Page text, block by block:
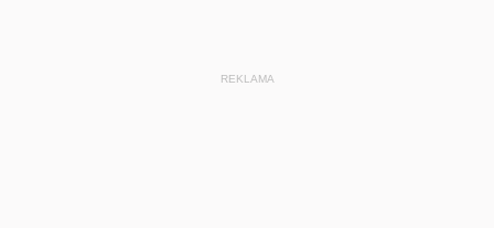
REKLAMA